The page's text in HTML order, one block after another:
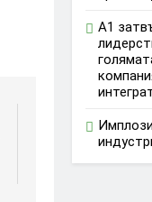
А1